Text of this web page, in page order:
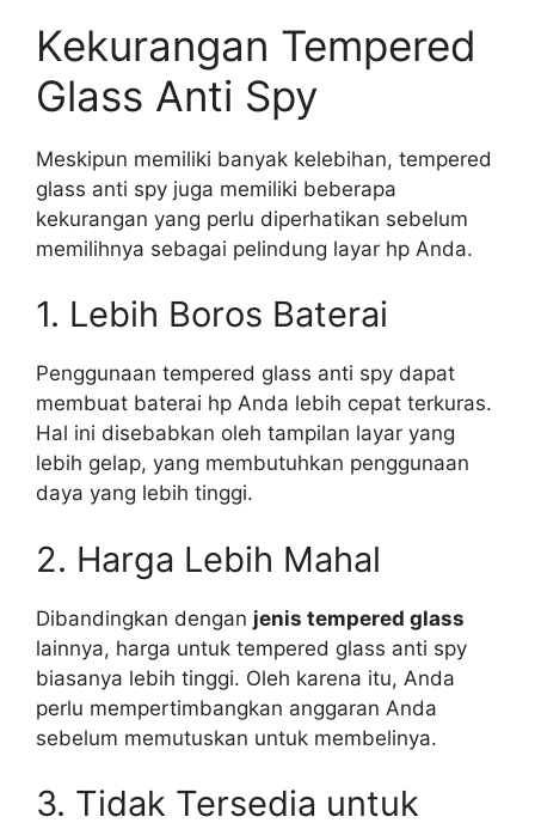
Kekurangan Tempered
Glass Anti Spy
Meskipun memiliki banyak kelebihan, tempered
glass anti spy juga memiliki beberapa
kekurangan yang perlu diperhatikan sebelum
memilihnya sebagai pelindung layar hp Anda.
1. Lebih Boros Baterai
Penggunaan tempered glass anti spy dapat
membuat baterai hp Anda lebih cepat terkuras.
Hal ini disebabkan oleh tampilan layar yang
lebih gelap, yang membutuhkan penggunaan
daya yang lebih tinggi.
2. Harga Lebih Mahal
Dibandingkan dengan jenis tempered glass
lainnya, harga untuk tempered glass anti spy
biasanya lebih tinggi. Oleh karena itu, Anda
perlu mempertimbangkan anggaran Anda
sebelum memutuskan untuk membelinya.
3. Tidak Tersedia untuk